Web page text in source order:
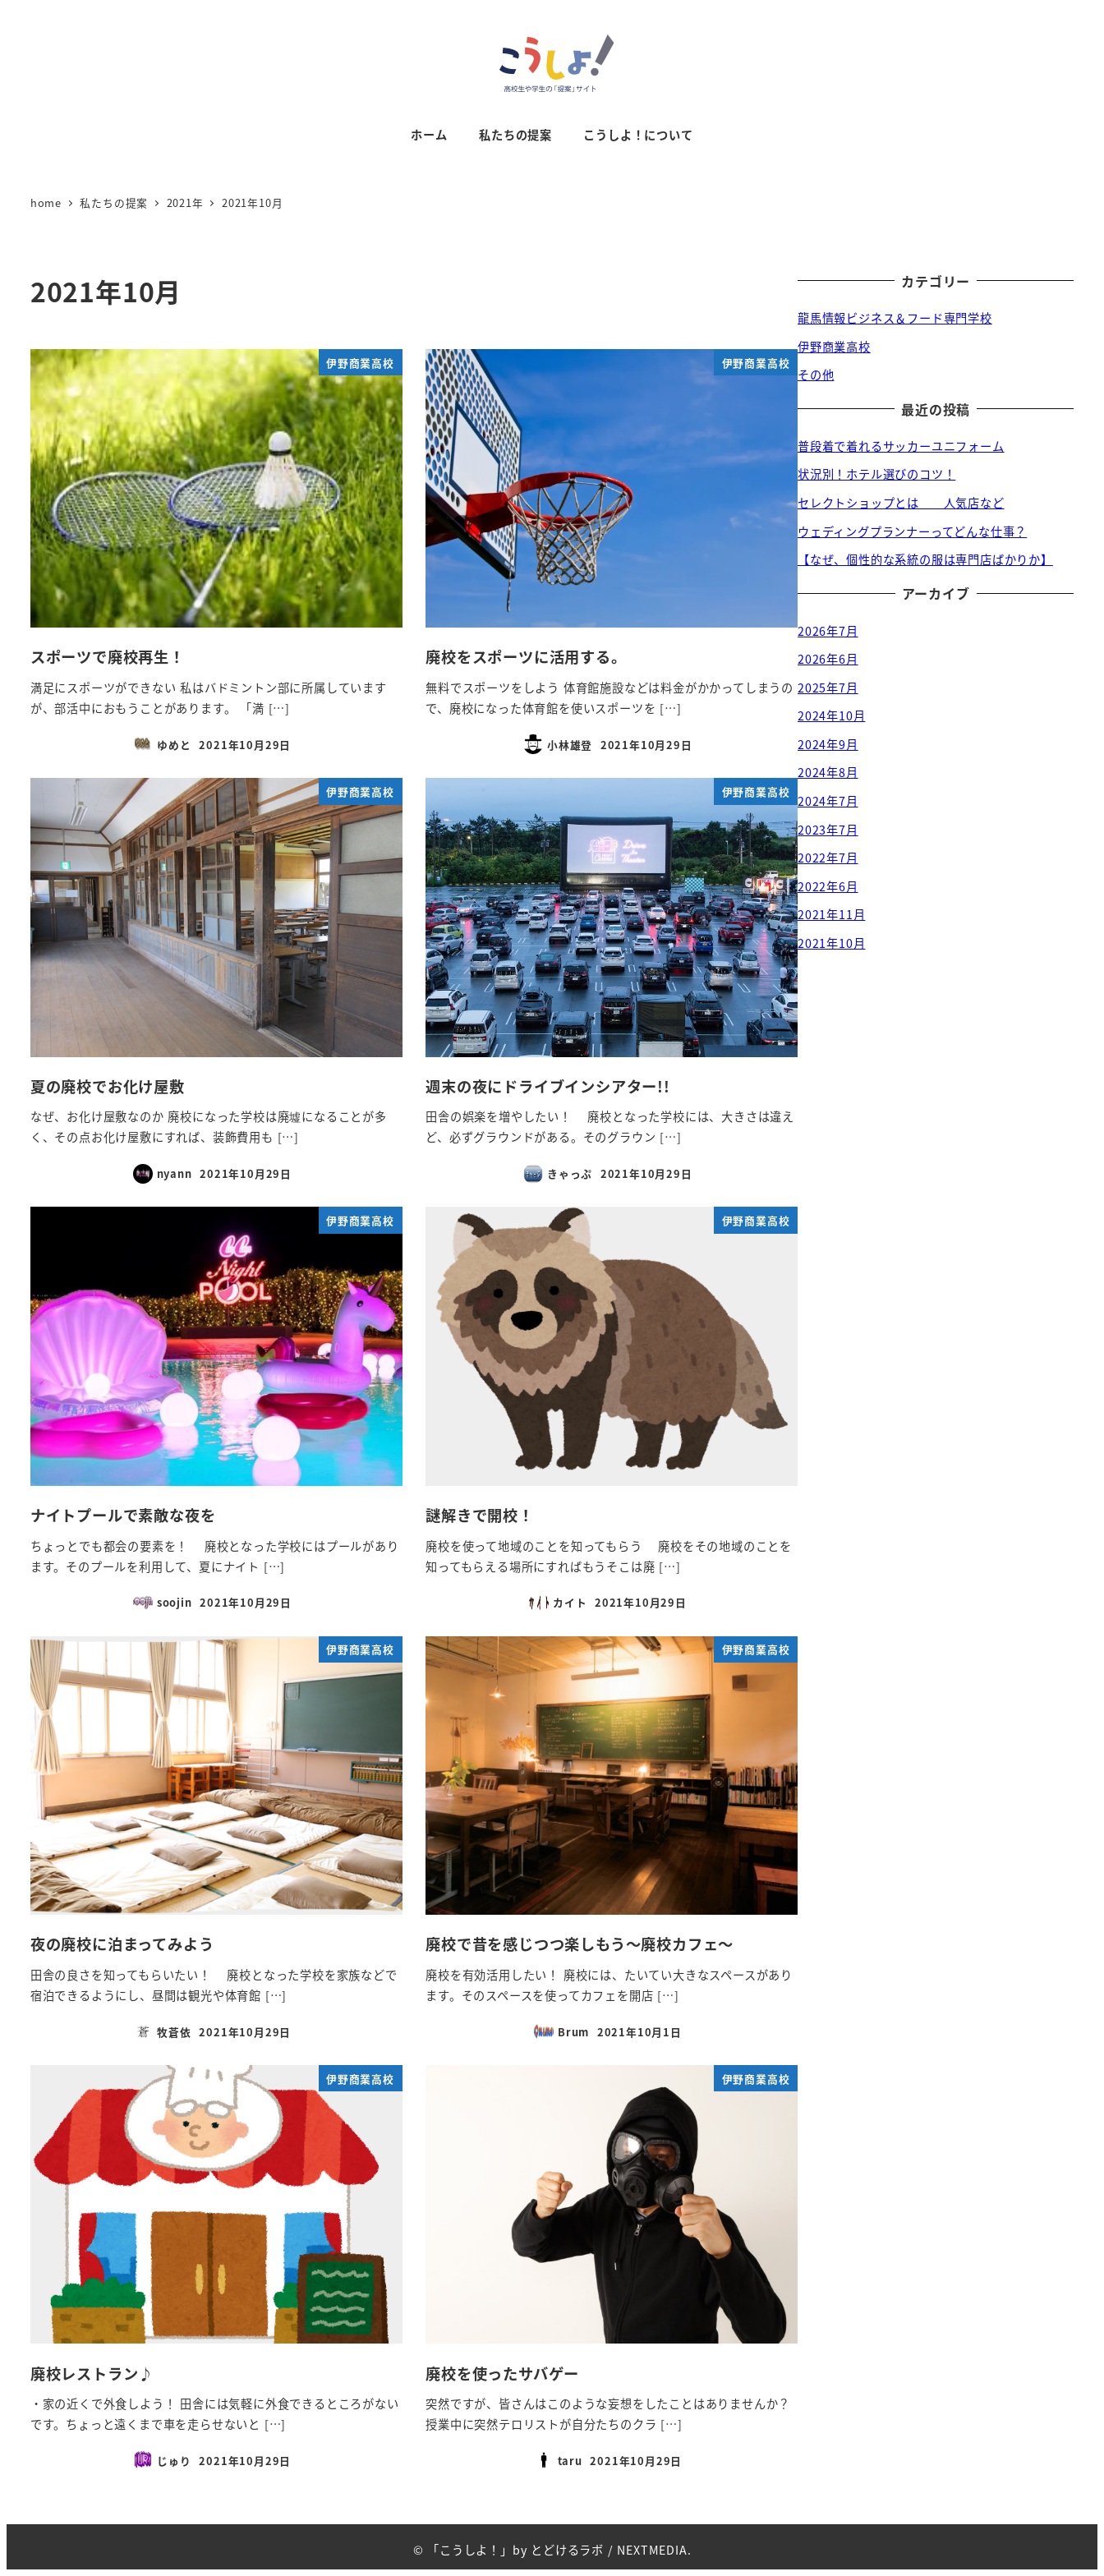
ホーム 私たちの提案 こうしよ！について
home 私たちの提案 2021年 2021年10月
2021年10月
伊野商業高校
スポーツで廃校再生！
満足にスポーツができない 私はバドミントン部に所属しています
が、部活中におもうことがあります。 「満 […]
ゆめと
投稿日
2021年10月29日
伊野商業高校
廃校をスポーツに活用する。
無料でスポーツをしよう 体育館施設などは料金がかかってしまうの
で、廃校になった体育館を使いスポーツを […]
小林雄登
投稿日
2021年10月29日
伊野商業高校
夏の廃校でお化け屋敷
なぜ、お化け屋敷なのか 廃校になった学校は廃墟になることが多
く、その点お化け屋敷にすれば、装飾費用も […]
nyann
投稿日
2021年10月29日
伊野商業高校
週末の夜にドライブインシアター!!
田舎の娯楽を増やしたい！ 廃校となった学校には、大きさは違え
ど、必ずグラウンドがある。そのグラウン […]
きゃっぷ
投稿日
2021年10月29日
伊野商業高校
ナイトプールで素敵な夜を
ちょっとでも都会の要素を！ 廃校となった学校にはプールがあり
ます。そのプールを利用して、夏にナイト […]
soojin
投稿日
2021年10月29日
伊野商業高校
謎解きで開校！
廃校を使って地域のことを知ってもらう 廃校をその地域のことを
知ってもらえる場所にすればもうそこは廃 […]
カイト
投稿日
2021年10月29日
伊野商業高校
夜の廃校に泊まってみよう
田舎の良さを知ってもらいたい！ 廃校となった学校を家族などで
宿泊できるようにし、昼間は観光や体育館 […]
牧蒼依
投稿日
2021年10月29日
伊野商業高校
廃校で昔を感じつつ楽しもう～廃校カフェ～
廃校を有効活用したい！ 廃校には、たいてい大きなスペースがあり
ます。そのスペースを使ってカフェを開店 […]
Brum
投稿日
2021年10月1日
伊野商業高校
廃校レストラン♪
・家の近くで外食しよう！ 田舎には気軽に外食できるところがない
です。ちょっと遠くまで車を走らせないと […]
じゅり
投稿日
2021年10月29日
伊野商業高校
廃校を使ったサバゲー
突然ですが、皆さんはこのような妄想をしたことはありませんか？
授業中に突然テロリストが自分たちのクラ […]
taru
投稿日
2021年10月29日
カテゴリー
龍馬情報ビジネス＆フード専門学校
伊野商業高校
その他
最近の投稿
普段着で着れるサッカーユニフォーム
状況別！ホテル選びのコツ！
セレクトショップとは 人気店など
ウェディングプランナーってどんな仕事？
【なぜ、個性的な系統の服は専門店ばかりか】
アーカイブ
2026年7月
2026年6月
2025年7月
2024年10月
2024年9月
2024年8月
2024年7月
2023年7月
2022年7月
2022年6月
2021年11月
2021年10月
© 「こうしよ！」by とどけるラボ / NEXTMEDIA.